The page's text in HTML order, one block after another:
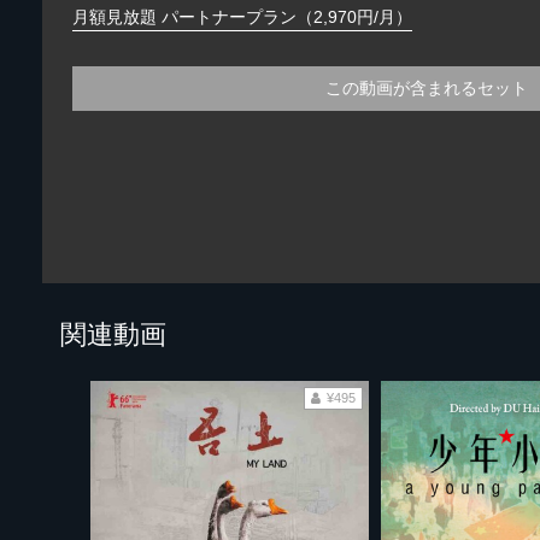
月額見放題 パートナープラン（2,970円/月）
この動画が含まれるセット
関連動画
¥495